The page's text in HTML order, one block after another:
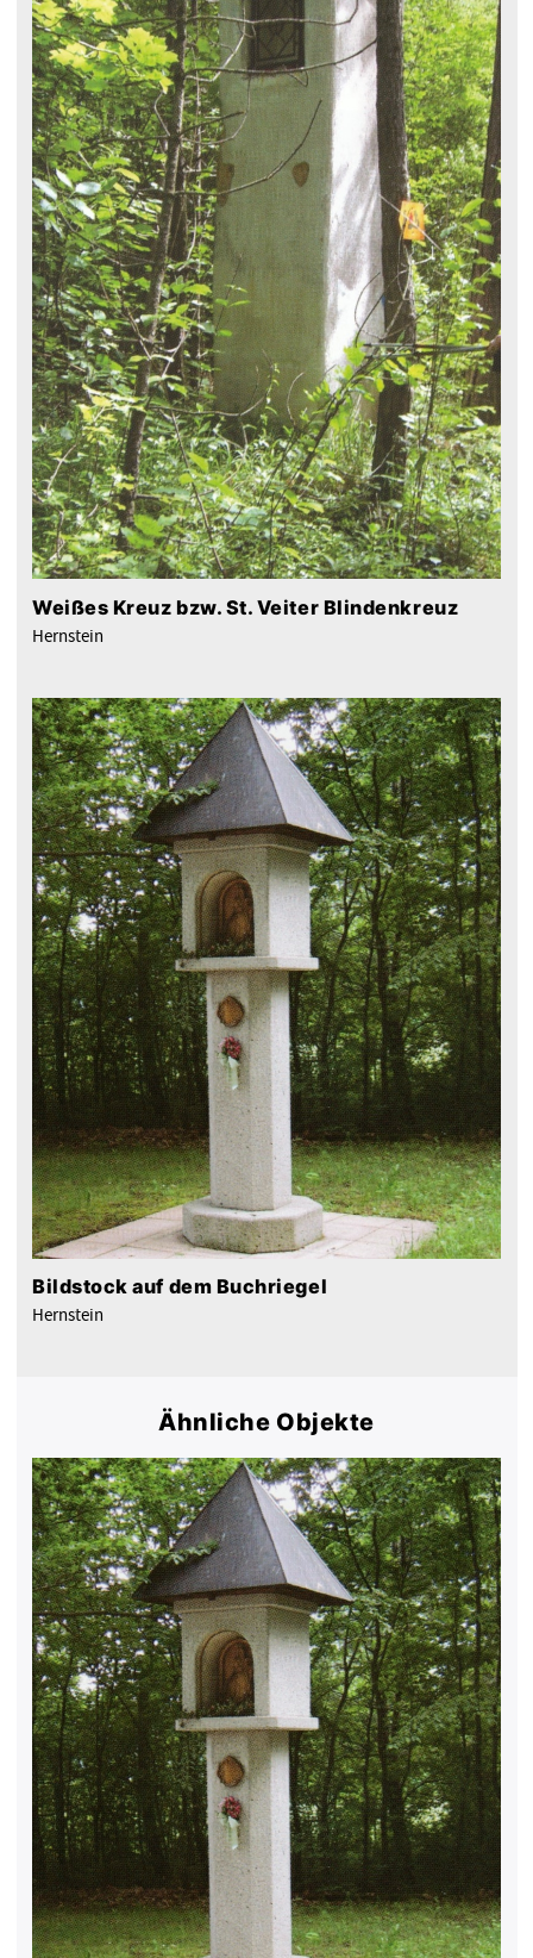
Weißes Kreuz bzw. St. Veiter Blindenkreuz
Hernstein
Bildstock auf dem Buchriegel
Hernstein
Ähnliche Objekte